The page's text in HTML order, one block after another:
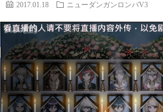
2017.01.18 ニューダンガンロンパV3